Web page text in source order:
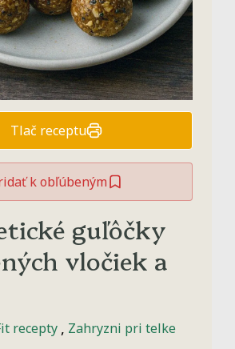
Tlač receptu
k obľúbeným
guľôčky
vločiek a
recepty , Zahryzni pri telke